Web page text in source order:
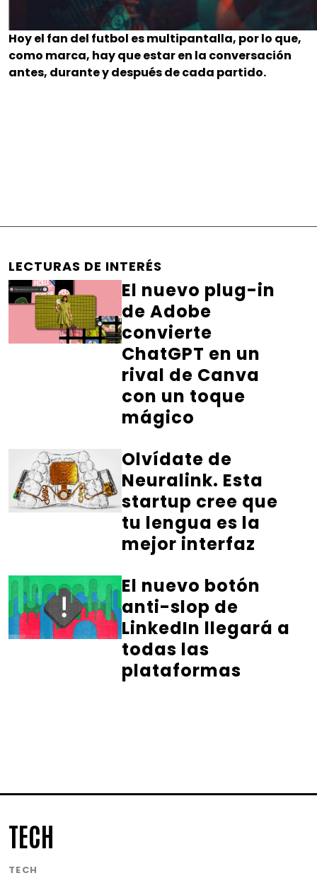
Hoy el fan del futbol es multipantalla, por lo que,
como marca, hay que estar en la conversación
antes, durante y después de cada partido.
LECTURAS DE INTERÉS
El nuevo plug-in
de Adobe
convierte
ChatGPT en un
rival de Canva
con un toque
mágico
Olvídate de
Neuralink. Esta
startup cree que
tu lengua es la
mejor interfaz
El nuevo botón
anti-slop de
LinkedIn llegará a
todas las
plataformas
TECH
TECH